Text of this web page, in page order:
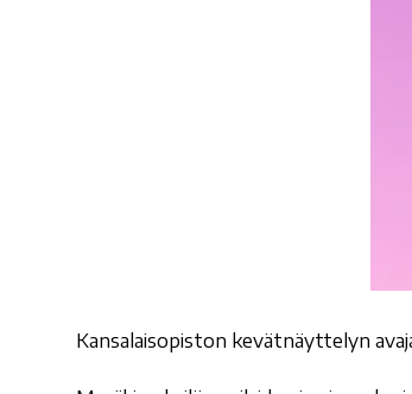
Kansalaisopiston kevätnäyttelyn